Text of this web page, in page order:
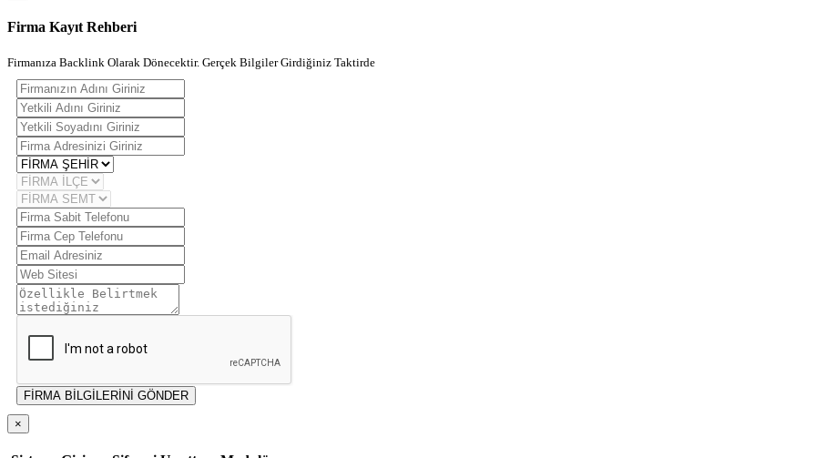
Firma Kayıt Rehberi
Firmanıza Backlink Olarak Dönecektir. Gerçek Bilgiler Girdiğiniz Taktirde
FİRMA BİLGİLERİNİ GÖNDER
×